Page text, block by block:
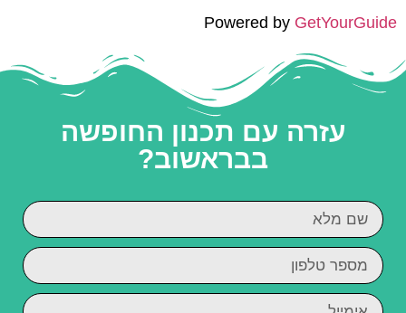
Powered by GetYourGuide
עזרה עם תכנון החופשה
בבראשוב?